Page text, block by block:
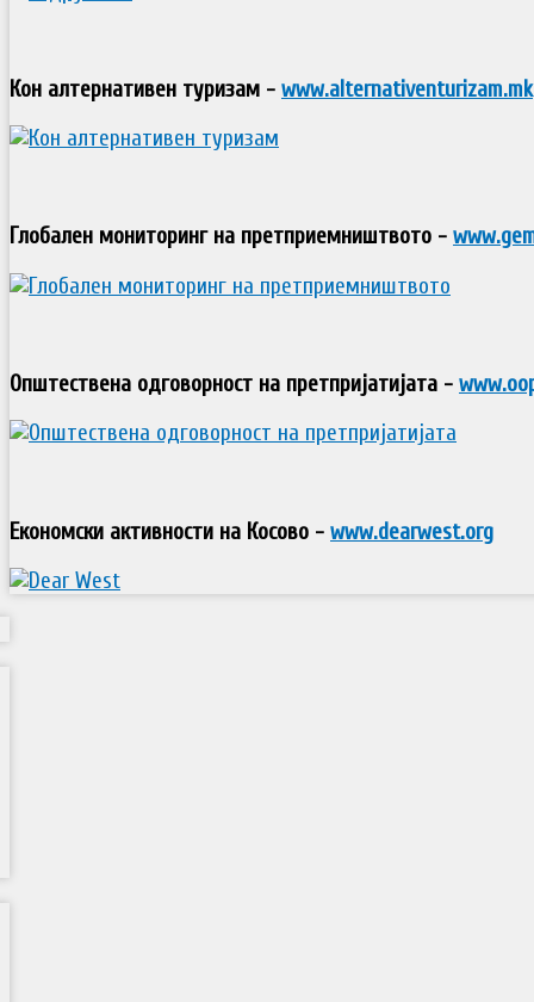
Кон алтернативен туризам - www.alternativenturizam.mk
Глобален мониторинг на претприемништвото -
Општествена одговорност на претпријатијата -
Економски активности на Косово - www.dearwest.org